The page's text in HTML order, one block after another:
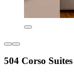
504 Corso Suites